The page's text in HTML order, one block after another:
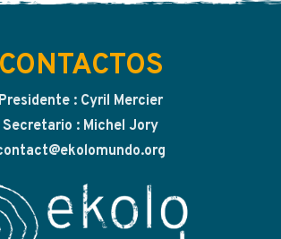
CONTACTOS
Presidente : Cyril Mercier
Secretario : Michel Jory